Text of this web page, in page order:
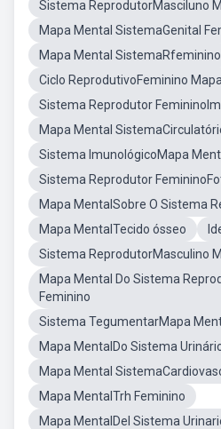
Sistema ReprodutorMasciluno
Mapa Mental SistemaGenital
Mapa Mental SistemaRfeminino
Ciclo ReprodutivoFeminino
Sistema Reprodutor
Mapa Mental
Sistema ImunológicoMapa
Sistema Reprodutor
Mapa MentalSobre O Sistema
Mapa MentalTecido ósseo
Sistema ReprodutorMasculino
Mapa Mental Do Sistema
Feminino
Sistema TegumentarMapa
Mapa MentalDo Sistema
Mapa Mental
Mapa MentalTrh Feminino
Mapa MentalDel Sistema